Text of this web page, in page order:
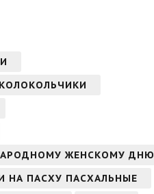
КОЛОКОЛЬЧИКИ
ЖЕНСКОМУ ДНЮ
НА ПАСХУ ПАСХАЛЬНЫЕ